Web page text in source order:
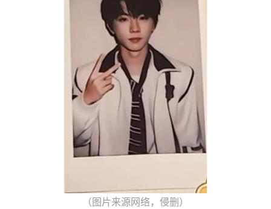
（图片来源网络，侵删）